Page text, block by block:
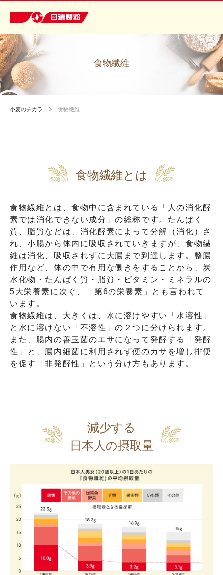
食物繊維
小麦のチカラ 食物繊維
食物繊維とは
食物繊維とは、食物中に含まれている「人の消化酵
素では消化できない成分」の総称です。たんぱく
質、脂質などは、消化酵素によって分解（消化）さ
れ、小腸から体内に吸収されていきますが、食物繊
維は消化、吸収されずに大腸まで到達します。整腸
作用など、体の中で有用な働きをすることから、炭
水化物・たんぱく質・脂質・ビタミン・ミネラルの
5大栄養素に次ぐ、「第6の栄養素」とも言われて
います。
食物繊維は、大きくは、水に溶けやすい「水溶性」
と水に溶けない「不溶性」の２つに分けられます。
また、腸内の善玉菌のエサになって発酵する「発酵
性」と、腸内細菌に利用されず便のカサを増し排便
を促す「非発酵性」という分け方もあります。
減少する
日本人の摂取量